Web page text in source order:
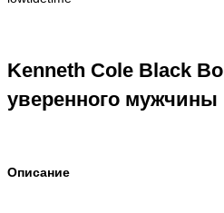
Kenneth Cole Black
уверенного мужчины
Описание